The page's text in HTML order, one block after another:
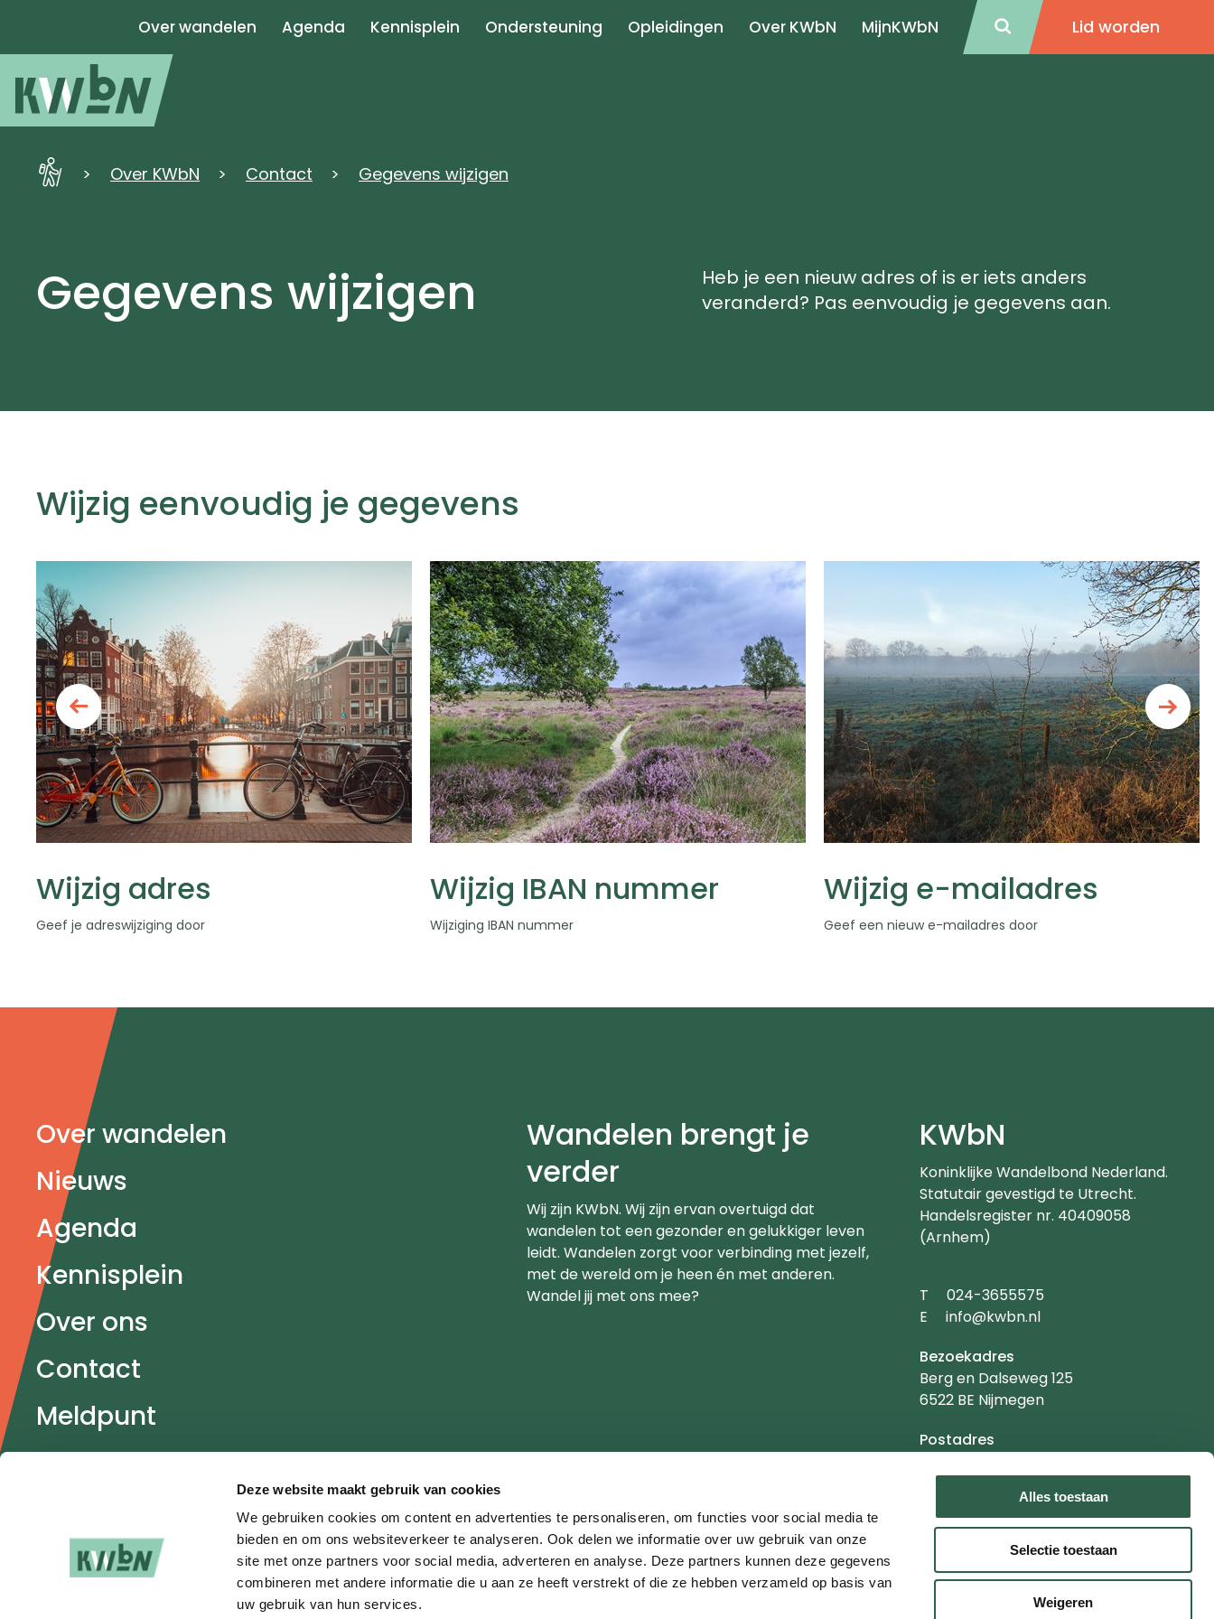
Deze website maakt gebruik van cookies
We gebruiken cookies om content en advertenties te personaliseren, om functies voor social media te
bieden en om ons websiteverkeer te analyseren. Ook delen we informatie over uw gebruik van onze
site met onze partners voor social media, adverteren en analyse. Deze partners kunnen deze gegevens
combineren met andere informatie die u aan ze heeft verstrekt of die ze hebben verzameld op basis van
uw gebruik van hun services.
Alles toestaan
Selectie toestaan
Weigeren
Over wandelen Agenda Kennisplein Ondersteuning Opleidingen Over KWbN MijnKWbN Lid worden
KWbN Over KWbN Contact Gegevens wijzigen
Gegevens wijzigen
Heb je een nieuw adres of is er iets anders
veranderd? Pas eenvoudig je gegevens aan.
Wijzig eenvoudig je gegevens
Wijzig adres
Geef je adreswijziging door
Wijzig IBAN nummer
Wijziging IBAN nummer
Wijzig e-mailadres
Geef een nieuw e-mailadres door
Doormat
navigatie
Over wandelen
Nieuws
Agenda
Kennisplein
Over ons
Contact
Meldpunt
Veel gestelde vragen
Wandelen brengt je
verder
Wij zijn KWbN. Wij zijn ervan overtuigd dat
wandelen tot een gezonder en gelukkiger leven
leidt. Wandelen zorgt voor verbinding met jezelf,
met de wereld om je heen én met anderen.
Wandel jij met ons mee?
KWbN
Koninklijke Wandelbond Nederland.
Statutair gevestigd te Utrecht.
Handelsregister nr. 40409058
(Arnhem)
TTelefoonnummer
024-3655575
EEmailadres
info@kwbn.nl
Bezoekadres
Berg en Dalseweg 125
6522 BE Nijmegen
Postadres
6501 BA Nijmegen